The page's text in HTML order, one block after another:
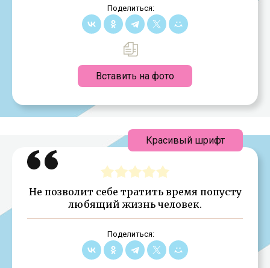
Поделиться:
Вставить на фото
Не позволит себе тратить время попусту
любящий жизнь человек.
Поделиться:
Красивый шрифт